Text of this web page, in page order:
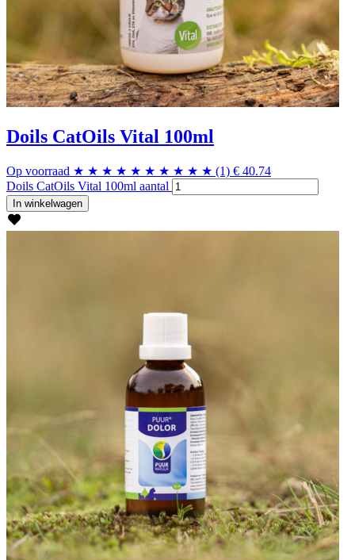
Doils CatOils Vital 100ml
Op voorraad ★ ★ ★ ★ ★ ★ ★ ★ ★ ★ (1) € 40.74
Doils CatOils Vital 100ml aantal
In winkelwagen